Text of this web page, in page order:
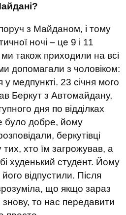
з Майданом, і тому
ночі – це 9 і 11
ми також приходили на всі
допомагали з чоловіком:
медпункті. 23 січня мого
Беркут з Автомайдану,
дня по відділках
було добре, йому
беркутівці
тих, хто їм загрожував, а
худенький студент. Йому
відпустили. Після
що якщо зараз
знову, то нас передавити